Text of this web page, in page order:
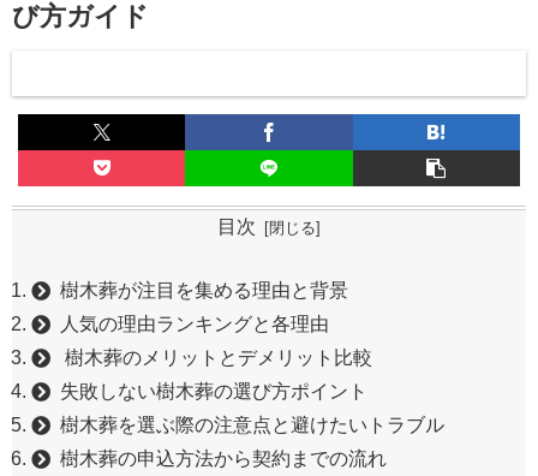
び方ガイド
目次
樹木葬が注目を集める理由と背景
人気の理由ランキングと各理由
樹木葬のメリットとデメリット比較
失敗しない樹木葬の選び方ポイント
樹木葬を選ぶ際の注意点と避けたいトラブル
樹木葬の申込方法から契約までの流れ